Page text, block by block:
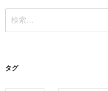
シ
ョ
索:
タグ